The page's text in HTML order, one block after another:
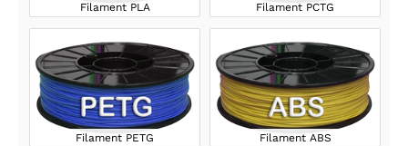
Filament PLA Filament PCTG
Filament PETG Filament ABS